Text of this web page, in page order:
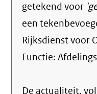
getekend voor
een
Rijksdienst voor
Functie:
De actualiteit,